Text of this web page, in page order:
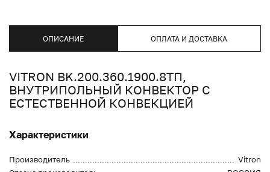
ОПИСАНИЕ ОПЛАТА И ДОСТАВКА
VITRON BK.200.360.1900.8ТП,
ВНУТРИПОЛЬНЫЙ КОНВЕКТОР С
ЕСТЕСТВЕННОЙ КОНВЕКЦИЕЙ
Характеристики
Производитель
Vitron